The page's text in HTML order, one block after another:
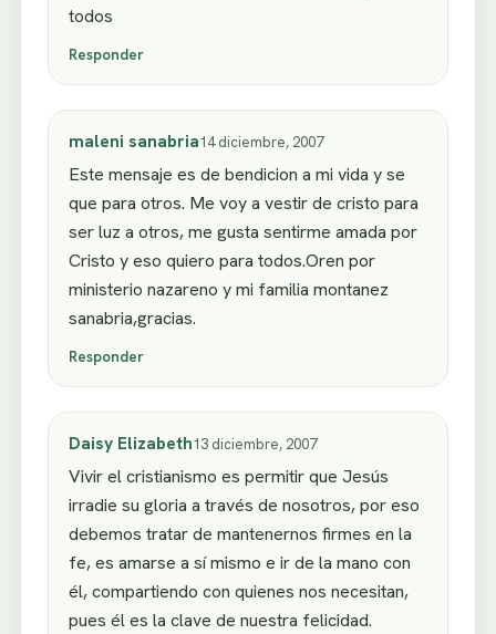
todos
Responder
maleni sanabria14 diciembre, 2007
Este mensaje es de bendicion a mi vida y se
que para otros. Me voy a vestir de cristo para
ser luz a otros, me gusta sentirme amada por
Cristo y eso quiero para todos.Oren por
ministerio nazareno y mi familia montanez
sanabria,gracias.
Responder
Daisy Elizabeth13 diciembre, 2007
Vivir el cristianismo es permitir que Jesús
irradie su gloria a través de nosotros, por eso
debemos tratar de mantenernos firmes en la
fe, es amarse a sí mismo e ir de la mano con
él, compartiendo con quienes nos necesitan,
pues él es la clave de nuestra felicidad.